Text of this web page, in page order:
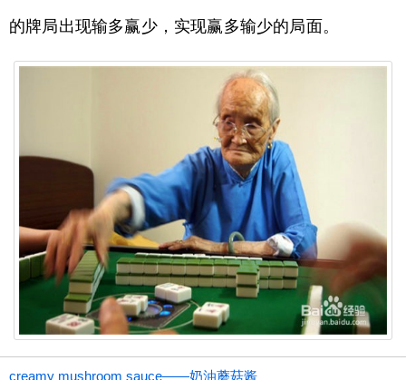
的牌局出现输多赢少，实现赢多输少的局面。
creamy mushroom sauce——奶油蘑菇酱